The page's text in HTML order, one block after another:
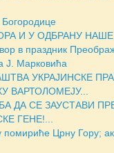
Богородице
И У ОДБРАНУ НАШЕ
в праздник
Ј. Марковића
УКРАЈИНСКЕ
ВАРТОЛОМЕЈУ...
ДА СЕ ЗАУСТАВИ
ГЕНЕ!...
помириће Црну Гору;